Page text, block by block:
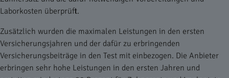
Laborkosten überprüft.
Zusätzlich wurden die maximalen Leistungen in den ersten
Versicherungsjahren und der dafür zu erbringenden
Versicherungsbeiträge in den Test mit einbezogen. Die Anbieter
erbringen sehr hohe Leistungen in den ersten Jahren und